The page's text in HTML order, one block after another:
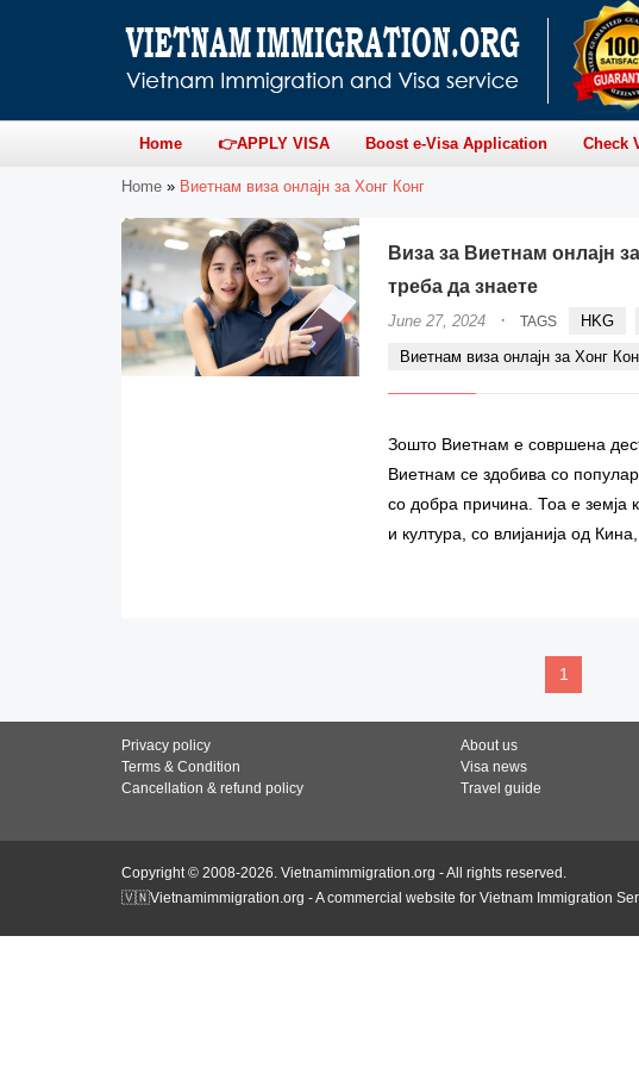
Home 👉APPLY VISA Boost e-Visa Application Check
Home » Виетнам виза онлајн за Хонг Конг
Виза за Виетнам онлајн
треба да знаете
June 27, 2024 · TAGS HKG
Виетнам виза онлајн за Хонг
Зошто Виетнам е совршена
Виетнам се здобива со
со добра причина. Тоа е земја
и култура, со влијанија од
1
Privacy policy
Terms & Condition
Cancellation & refund policy
About us
Visa news
Travel guide
Copyright © 2008-2026. Vietnamimmigration.org - All rights reserved.
🇻🇳Vietnamimmigration.org - A commercial website for Vietnam Immigration